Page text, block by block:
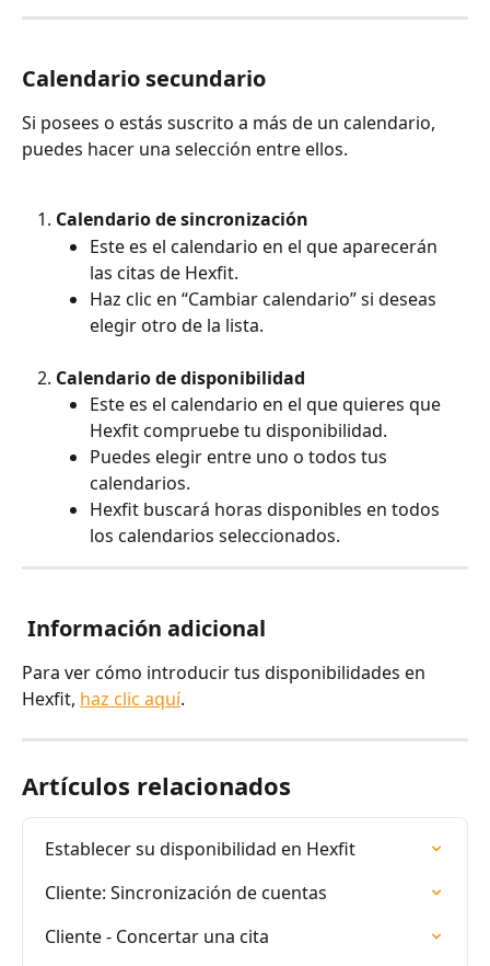
Calendario secundario
Si posees o estás suscrito a más de un calendario,
puedes hacer una selección entre ellos.
Calendario de sincronización
Este es el calendario en el que aparecerán
las citas de Hexfit.
Haz clic en “Cambiar calendario” si deseas
elegir otro de la lista.
Calendario de disponibilidad
Este es el calendario en el que quieres que
Hexfit compruebe tu disponibilidad.
Puedes elegir entre uno o todos tus
calendarios.
Hexfit buscará horas disponibles en todos
los calendarios seleccionados.
Información adicional
Para ver cómo introducir tus disponibilidades en
Hexfit, haz clic aquí.
Artículos relacionados
Establecer su disponibilidad en Hexfit
Cliente: Sincronización de cuentas
Cliente - Concertar una cita